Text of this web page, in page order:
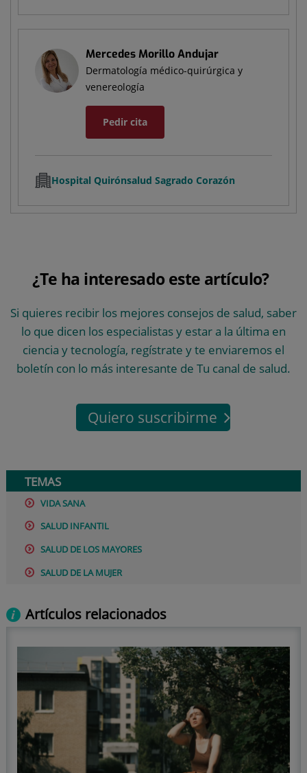
Mercedes Morillo Andujar
Dermatología médico-quirúrgica y
venereología
Pedir cita
Hospital Quirónsalud Sagrado Corazón
¿Te ha interesado este artículo?
Si quieres recibir los mejores consejos de salud, saber
lo que dicen los especialistas y estar a la última en
ciencia y tecnología, regístrate y te enviaremos el
boletín con lo más interesante de Tu canal de salud.
Quiero suscribirme
TEMAS
VIDA SANA
SALUD INFANTIL
SALUD DE LOS MAYORES
SALUD DE LA MUJER
Artículos relacionados